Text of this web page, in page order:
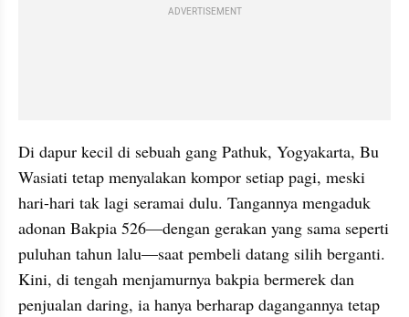
ADVERTISEMENT
Di dapur kecil di sebuah gang Pathuk, Yogyakarta, Bu
Wasiati tetap menyalakan kompor setiap pagi, meski
hari-hari tak lagi seramai dulu. Tangannya mengaduk
adonan Bakpia 526—dengan gerakan yang sama seperti
puluhan tahun lalu—saat pembeli datang silih berganti.
Kini, di tengah menjamurnya bakpia bermerek dan
penjualan daring, ia hanya berharap dagangannya tetap